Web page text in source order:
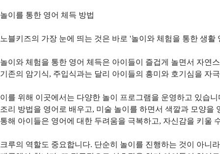
놀이를 통한 영어 체득 방법
노블키즈의 가장 눈에 띄는 것은 바로 '놀이와 체험을 통한 생활
놀이와 체험을 통한 영어 체득은 아이들이 즐겁게 놀면서 자연
기존의 암기식, 주입식과는 달리 아이들의 흥미와 호기심을 자
이를 위해 이곳에서는 다양한 놀이 프로그램을 운영하고 있습
조리 방법을 영어로 배우고, 미술 놀이를 하면서 색깔과 모양을
통해 아이들은 영어에 대한 두려움을 극복하고, 자신감을 키울
크루의 역할도 중요합니다. 단순히 놀이를 진행하는 것이 아니